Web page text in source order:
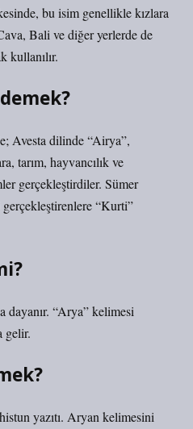
bu isim genellikle kızlara
Bali ve diğer yerlerde de
kullanılır.
Avesta dilinde “Airya”,
tarım, hayvancılık ve
gerçekleştirdiler. Sümer
“Kurti”
“Arya” kelimesi
gelir.
yazıtı. Aryan kelimesini